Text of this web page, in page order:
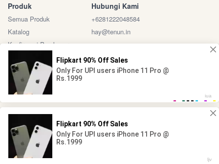
Produk
Semua Produk
Katalog
Konfirmasi Pembayaran
Hubungi Kami
+6281222048584
hay@tenun.in
Sosial Media Marketplace
@ 2024 - Tenun Indonesia